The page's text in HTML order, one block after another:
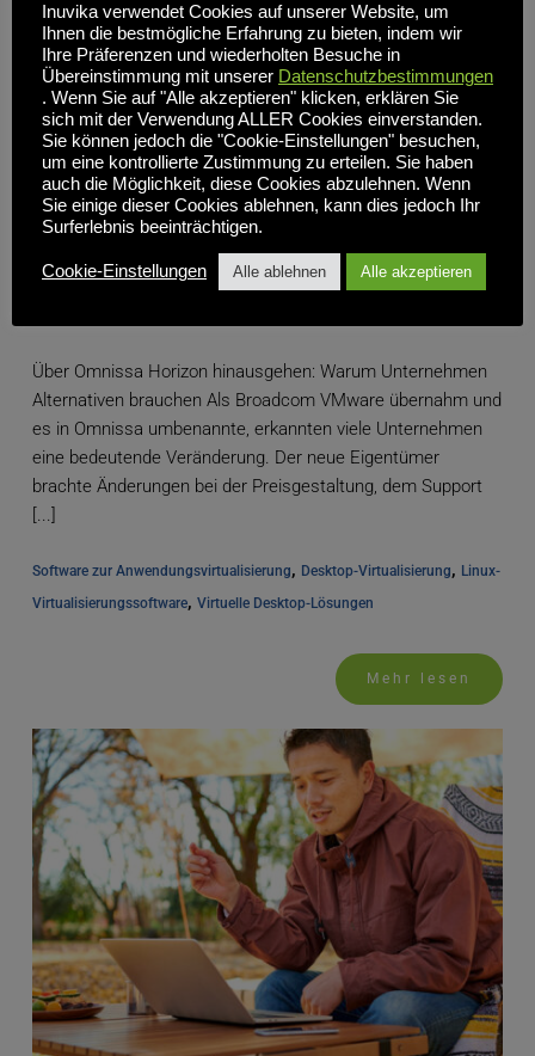
Omnissa Horizon Alternative: Enterprise VDI ohne
Vendor Lock-In oder Preiserhöhungen
Über Omnissa Horizon hinausgehen: Warum Unternehmen
Alternativen brauchen Als Broadcom VMware übernahm und
es in Omnissa umbenannte, erkannten viele Unternehmen
eine bedeutende Veränderung. Der neue Eigentümer
brachte Änderungen bei der Preisgestaltung, dem Support
[...]
Software zur Anwendungsvirtualisierung, Desktop-Virtualisierung, Linux-
Virtualisierungssoftware, Virtuelle Desktop-Lösungen
Mehr lesen
Inuvika verwendet Cookies auf unserer Website, um
Ihnen die bestmögliche Erfahrung zu bieten, indem wir
Ihre Präferenzen und wiederholten Besuche in
Übereinstimmung mit unserer Datenschutzbestimmungen
. Wenn Sie auf "Alle akzeptieren" klicken, erklären Sie
sich mit der Verwendung ALLER Cookies einverstanden.
Sie können jedoch die "Cookie-Einstellungen" besuchen,
um eine kontrollierte Zustimmung zu erteilen. Sie haben
auch die Möglichkeit, diese Cookies abzulehnen. Wenn
Sie einige dieser Cookies ablehnen, kann dies jedoch Ihr
Surferlebnis beeinträchtigen.
Cookie-Einstellungen Alle ablehnen Alle akzeptieren